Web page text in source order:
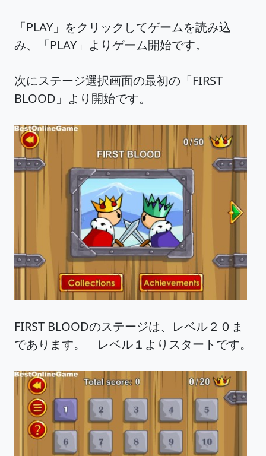
「PLAY」をクリックしてゲームを読み込
み、「PLAY」よりゲーム開始です。
次にステージ選択画面の最初の「FIRST
BLOOD」より開始です。
FIRST BLOODのステージは、レベル２０ま
であります。 レベル１よりスタートです。